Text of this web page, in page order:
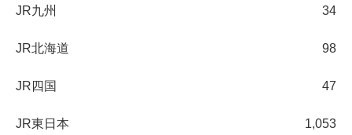
JR九州 34
JR北海道 98
JR四国 47
JR東日本 1,053